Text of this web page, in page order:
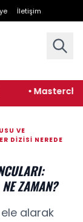
İletişim
• Masterchef
VE
DIZISI NEREDE
ZAMAN?
alarak